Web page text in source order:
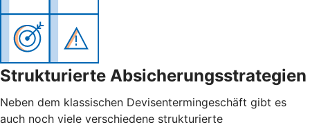
Strukturierte Absicherungsstrategien
Neben dem klassischen Devisentermingeschäft gibt es
auch noch viele verschiedene strukturierte